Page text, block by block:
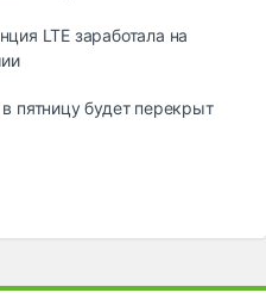
LTE заработала на
пятницу будет перекрыт